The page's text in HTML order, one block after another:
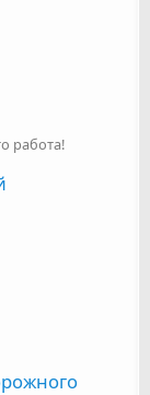
работа!